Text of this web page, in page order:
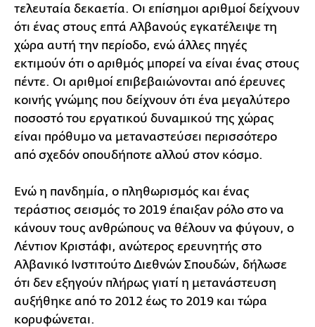
τελευταία δεκαετία. Οι επίσημοι αριθμοί δείχνουν
ότι ένας στους επτά Αλβανούς εγκατέλειψε τη
χώρα αυτή την περίοδο, ενώ άλλες πηγές
εκτιμούν ότι ο αριθμός μπορεί να είναι ένας στους
πέντε. Οι αριθμοί επιβεβαιώνονται από έρευνες
κοινής γνώμης που δείχνουν ότι ένα μεγαλύτερο
ποσοστό του εργατικού δυναμικού της χώρας
είναι πρόθυμο να μεταναστεύσει περισσότερο
από σχεδόν οπουδήποτε αλλού στον κόσμο.
Ενώ η πανδημία, ο πληθωρισμός και ένας
τεράστιος σεισμός το 2019 έπαιξαν ρόλο στο να
κάνουν τους ανθρώπους να θέλουν να φύγουν, ο
Λέντιον Κριστάφι, ανώτερος ερευνητής στο
Αλβανικό Ινστιτούτο Διεθνών Σπουδών, δήλωσε
ότι δεν εξηγούν πλήρως γιατί η μετανάστευση
αυξήθηκε από το 2012 έως το 2019 και τώρα
κορυφώνεται.